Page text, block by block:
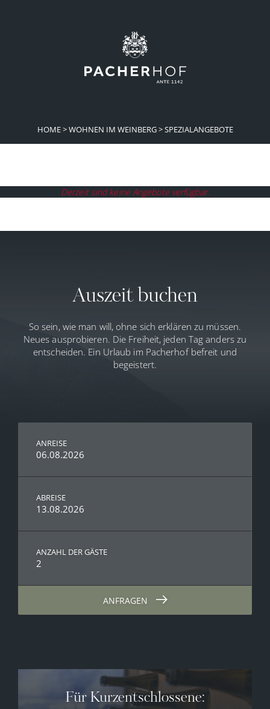
HOME>WOHNEN IM WEINBERG>SPEZIALANGEBOTE
Derzeit sind keine Angebote verfügbar.
Auszeit buchen
So sein, wie man will, ohne sich erklären zu müssen.
Neues ausprobieren. Die Freiheit, jeden Tag anders zu
entscheiden. Ein Urlaub im Pacherhof befreit und
begeistert.
ANREISE
06.08.2026
ABREISE
13.08.2026
ANZAHL DER GÄSTE
2
ANFRAGEN
Für Kurzentschlossene: